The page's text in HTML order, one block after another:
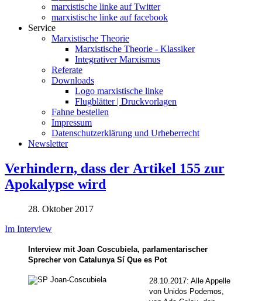
marxistische linke auf Twitter
marxistische linke auf facebook
Service
Marxistische Theorie
Marxistische Theorie - Klassiker
Integrativer Marxismus
Referate
Downloads
Logo marxistische linke
Flugblätter | Druckvorlagen
Fahne bestellen
Impressum
Datenschutzerklärung und Urheberrecht
Newsletter
Verhindern, dass der Artikel 155 zur
Apokalypse wird
28. Oktober 2017
Im Interview
Interview mit Joan Coscubiela, parlamentarischer
Sprecher von Catalunya Sí Que es Pot
28.10.2017: Alle Appelle
von Unidos Podemos,